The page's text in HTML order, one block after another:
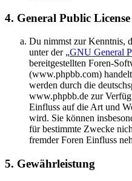
4. General Public License
Du nimmst zur Kenntnis,
unter der „GNU General
bereitgestellten Foren-
(www.phpbb.com)
werden durch die
www.phpbb.de zur
Einfluss auf die Art und
wird. Sie können
für bestimmte Zwecke
fremder Foren Einfluss
5. Gewährleistung